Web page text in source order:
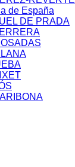
de España
DE PRADA